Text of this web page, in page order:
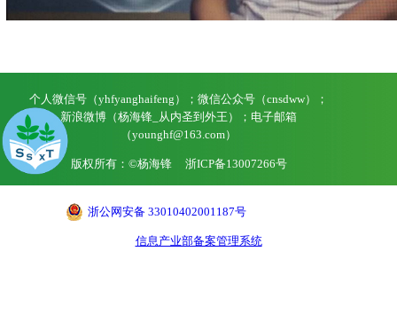
个人微信号（yhfyanghaifeng）；微信公众号（cnsdww）；
新浪微博（杨海锋_从内圣到外王）；电子邮箱
（younghf@163.com）
版权所有：©杨海锋 浙ICP备13007266号
浙公网安备 33010402001187号
信息产业部备案管理系统